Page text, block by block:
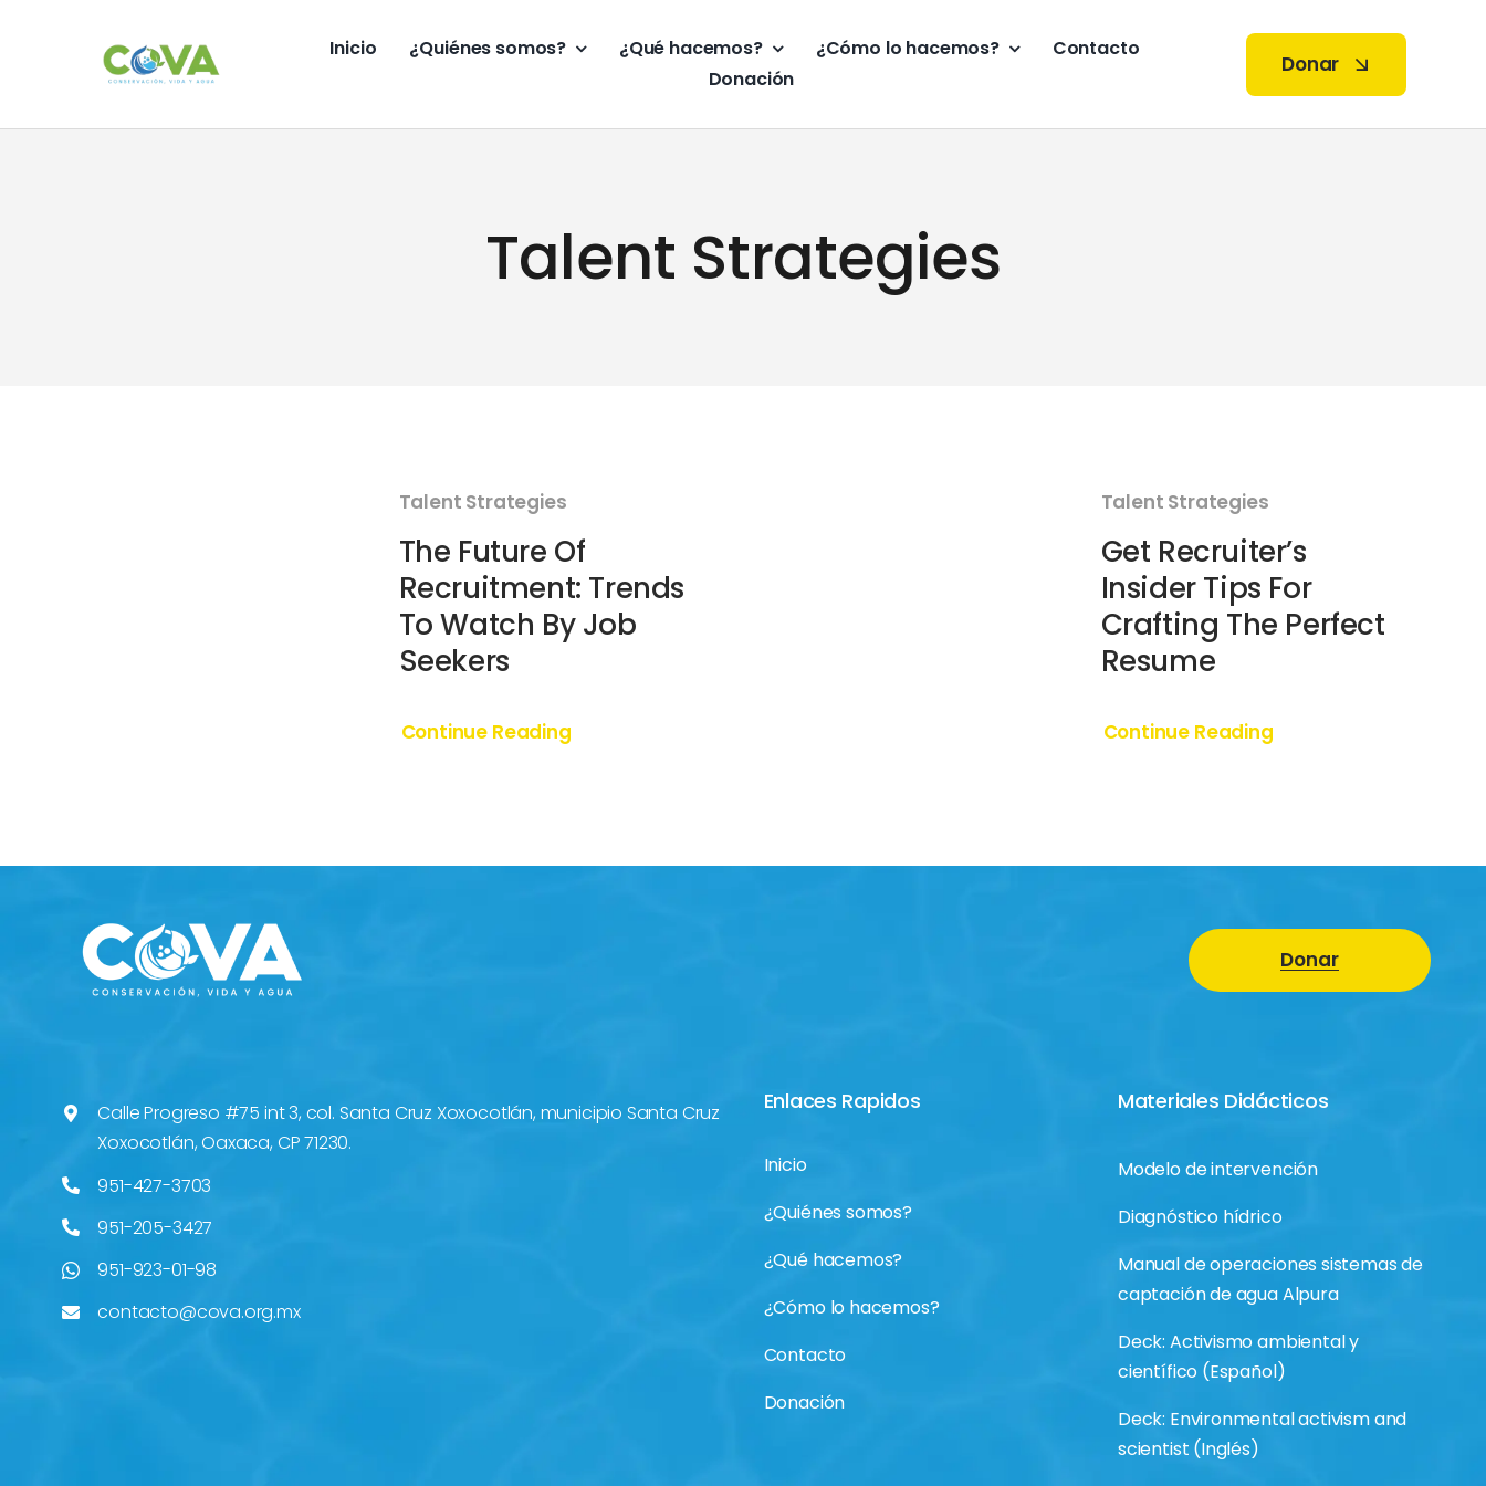
Inicio ¿Quiénes somos? ¿Qué hacemos? ¿Cómo lo hacemos?
Contacto
Donación
Donar
Talent Strategies
Talent Strategies
The Future Of
Recruitment: Trends
To Watch By Job
Seekers
Continue Reading
Talent Strategies
Get Recruiter’s
Insider Tips For
Crafting The Perfect
Resume
Continue Reading
Donar
Calle Progreso #75 int 3, col. Santa Cruz Xoxocotlán, municipio Santa Cruz
Xoxocotlán, Oaxaca, CP 71230.
951-427-3703
951-205-3427
951-923-01-98
contacto@cova.org.mx
Enlaces Rapidos
Inicio
¿Quiénes somos?
¿Qué hacemos?
¿Cómo lo hacemos?
Contacto
Donación
Materiales Didácticos
Modelo de intervención
Diagnóstico hídrico
Manual de operaciones sistemas de
captación de agua Alpura
Deck: Activismo ambiental y
científico (Español)
Deck: Environmental activism and
scientist (Inglés)